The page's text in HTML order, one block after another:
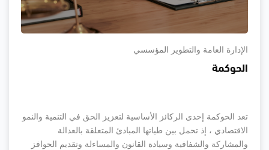
الإدارة العامة والتطوير المؤسسي
الحوكمة
تعد الحوكمة إحدى الركائز الأساسية لتعزيز الحق في التنمية والنمو
الاقتصادي ، إذ تحمل بين طياتها المبادئ المتعلقة بالعدالة
والمشاركة والشفافية وسيادة القانون والمساءلة وتقديم الحوافز